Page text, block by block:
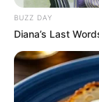
20:34 / 06 Avqust
hərəkət
BUZZ DAY
Diana’s Last